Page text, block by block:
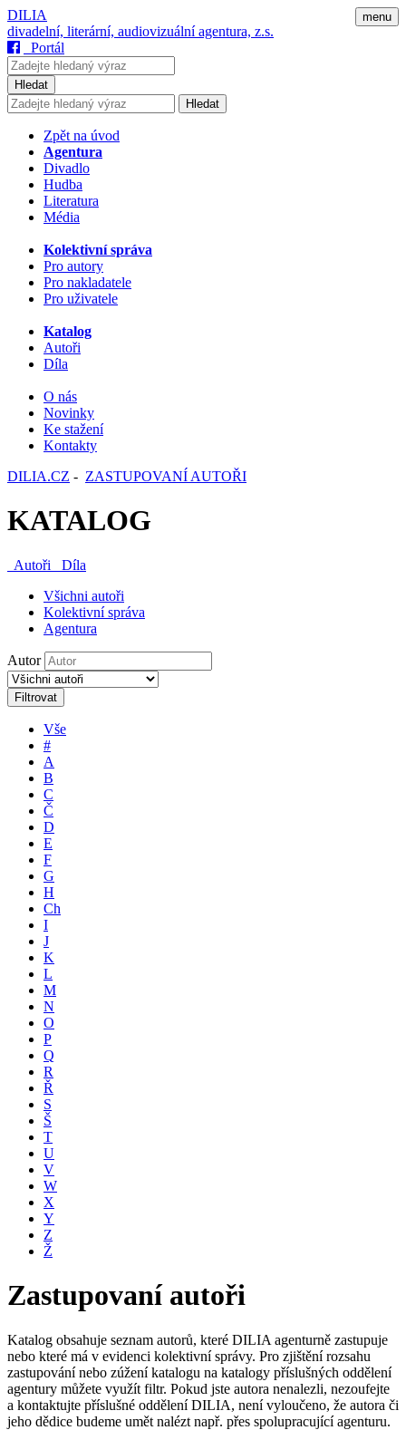
menu
DILIA
divadelní, literární, audiovizuální agentura, z.s.
Portál
Hledat
Hledat
Zpět na úvod
Agentura
Divadlo
Hudba
Literatura
Média
Kolektivní správa
Pro autory
Pro nakladatele
Pro uživatele
Katalog
Autoři
Díla
O nás
Novinky
Ke stažení
Kontakty
DILIA.CZ - ZASTUPOVANÍ AUTOŘI
KATALOG
Autoři
Díla
Všichni autoři
Kolektivní správa
Agentura
Autor
Filtrovat
Vše
#
A
B
C
Č
D
E
F
G
H
Ch
I
J
K
L
M
N
O
P
Q
R
Ř
S
Š
T
U
V
W
X
Y
Z
Ž
Zastupovaní autoři
Katalog obsahuje seznam autorů, které DILIA agenturně zastupuje
nebo které má v evidenci kolektivní správy. Pro zjištění rozsahu
zastupování nebo zúžení katalogu na katalogy příslušných oddělení
agentury můžete využít filtr. Pokud jste autora nenalezli, nezoufejte
a kontaktujte příslušné oddělení DILIA, není vyloučeno, že autora či
jeho dědice budeme umět nalézt např. přes spolupracující agenturu.